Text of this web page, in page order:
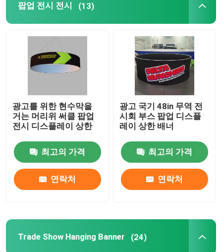
팝업 전시 전시 (13)
광고를 위한 현수막을
거는 머리위 써클 팝업
전시 디스플레이 상한
최고의 가격
연락처
광고 국기 48in 무역 전
시회 부스 팝업 디스플
레이 상한 배너
최고의 가격
연락처
Trade Show Hanging Banner (24)